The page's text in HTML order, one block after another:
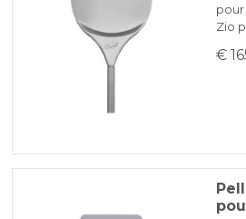
Zio
€